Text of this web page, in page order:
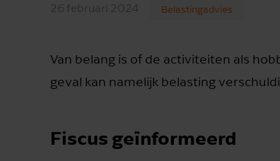
26 februari 2024 Belastingadvies
Van belang is of de activiteiten als
geval kan namelijk belasting
Fiscus geïnformeerd